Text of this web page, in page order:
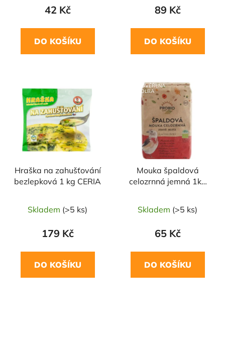
42 Kč
DO KOŠÍKU
89 Kč
DO KOŠÍKU
Hraška na zahušťování
bezlepková 1 kg CERIA
Skladem (>5 ks)
179 Kč
DO KOŠÍKU
NAŠE OVĚŘENÁ
VOLBA
Mouka špaldová
celozrnná jemná 1kg
Skladem (>5 ks)
65 Kč
DO KOŠÍKU